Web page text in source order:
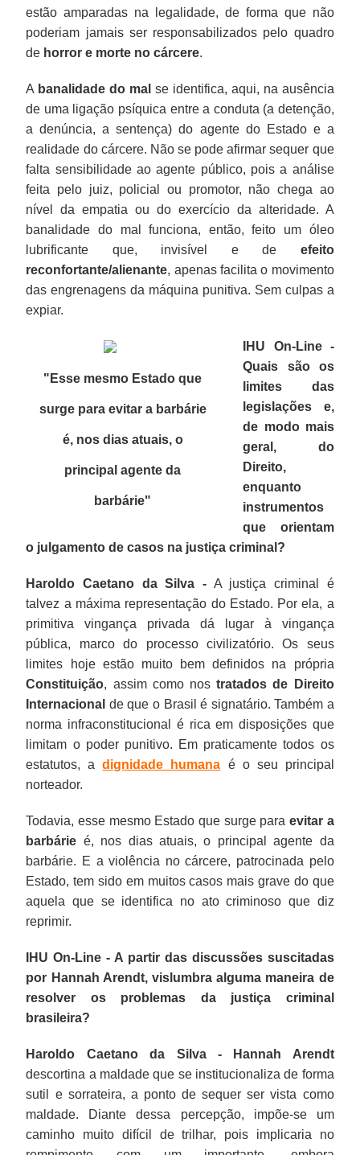
estão amparadas na legalidade, de forma que não
poderiam jamais ser responsabilizados pelo quadro
de horror e morte no cárcere.
A banalidade do mal se identifica, aqui, na ausência
de uma ligação psíquica entre a conduta (a detenção,
a denúncia, a sentença) do agente do Estado e a
realidade do cárcere. Não se pode afirmar sequer que
falta sensibilidade ao agente público, pois a análise
feita pelo juiz, policial ou promotor, não chega ao
nível da empatia ou do exercício da alteridade. A
banalidade do mal funciona, então, feito um óleo
lubrificante que, invisível e de efeito
reconfortante/alienante, apenas facilita o movimento
das engrenagens da máquina punitiva. Sem culpas a
expiar.
"Esse mesmo Estado que
surge para evitar a barbárie
é, nos dias atuais, o
principal agente da
barbárie"
IHU On-Line -
Quais são os
limites das
legislações e,
de modo mais
geral, do
Direito,
enquanto
instrumentos
que orientam
o julgamento de casos na justiça criminal?
Haroldo Caetano da Silva - A justiça criminal é
talvez a máxima representação do Estado. Por ela, a
primitiva vingança privada dá lugar à vingança
pública, marco do processo civilizatório. Os seus
limites hoje estão muito bem definidos na própria
Constituição, assim como nostratados de Direito
Internacional de que o Brasil é signatário. Também a
norma infraconstitucional é rica em disposições que
limitam o poder punitivo. Em praticamente todos os
estatutos, adignidade humana é o seu principal
norteador.
Todavia, esse mesmo Estado que surge para evitar a
barbárie é, nos dias atuais, o principal agente da
barbárie. E a violência no cárcere, patrocinada pelo
Estado, tem sido em muitos casos mais grave do que
aquela que se identifica no ato criminoso que diz
reprimir.
IHU On-Line - A partir das discussões suscitadas
por Hannah Arendt, vislumbra alguma maneira de
resolver os problemas da justiça criminal
brasileira?
Haroldo Caetano da Silva -
Hannah Arendt
descortina a maldade que se institucionaliza de forma
sutil e sorrateira, a ponto de sequer ser vista como
maldade. Diante dessa percepção, impõe-se um
caminho muito difícil de trilhar, pois implicaria no